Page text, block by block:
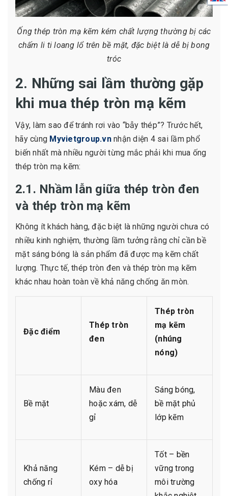
Ống thép tròn mạ kẽm kém chất lượng thường bị các
chấm li ti loang lổ trên bề mặt, đặc biệt là dễ bị bong
tróc
2. Những sai lầm thường gặp
khi mua thép tròn mạ kẽm
Vậy, làm sao để tránh rơi vào “bẫy thép”? Trước hết,
hãy cùng Myvietgroup.vnnhận diện 4 sai lầm phổ
biến nhất mà nhiều người từng mắc phải khi mua ống
thép tròn mạ kẽm:
2.1. Nhầm lẫn giữa thép tròn đen
và thép tròn mạ kẽm
Không ít khách hàng, đặc biệt là những người chưa có
nhiều kinh nghiệm, thường lầm tưởng rằng chỉ cần bề
mặt sáng bóng là sản phẩm đã được mạ kẽm chất
lượng. Thực tế, thép tròn đen và thép tròn mạ kẽm
khác nhau hoàn toàn về khả năng chống ăn mòn.
Đặc điểm
Thép tròn
đen
Thép tròn
mạ kẽm
(nhúng
nóng)
Bề mặt
Màu đen
hoặc xám, dễ
gỉ
Sáng bóng,
bề mặt phủ
lớp kẽm
Khả năng
chống rỉ
Kém – dễ bị
oxy hóa
Tốt – bền
vững trong
môi trường